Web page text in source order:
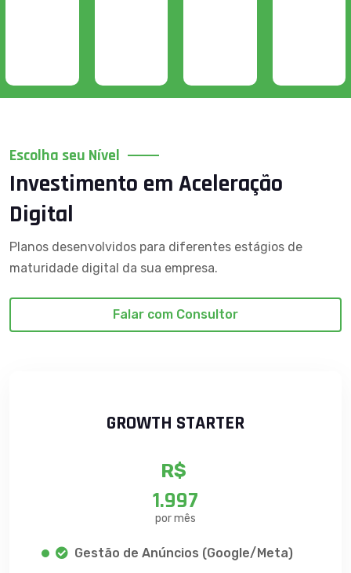
Escolha seu Nível
Investimento em Aceleração
Digital
Planos desenvolvidos para diferentes estágios de
maturidade digital da sua empresa.
Falar com Consultor
GROWTH STARTER
R$
1.997
por mês
Gestão de Anúncios (Google/Meta)